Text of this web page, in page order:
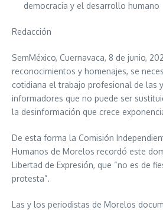
democracia y el desarrollo humano
Redacción
SemMéxico, Cuernavaca, 8 de junio,
reconocimientos y homenajes, se
cotidiana el trabajo profesional de las
informadores que no puede ser
la desinformación que crece
De esta forma la Comisión
Humanos de Morelos recordó este
Libertad de Expresión, que “no es de
protesta”.
Las y los periodistas de Morelos